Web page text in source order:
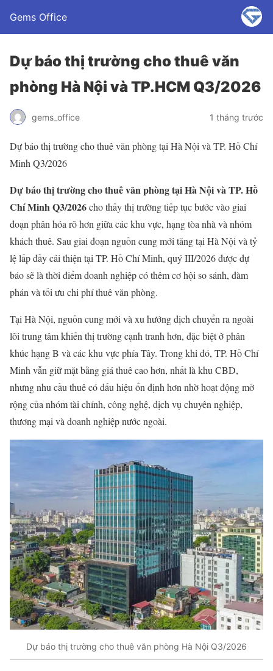
Gems Office
Dự báo thị trường cho thuê văn
phòng Hà Nội và TP.HCM Q3/2026
gems_office 1 tháng trước
Dự báo thị trường cho thuê văn phòng tại Hà Nội và TP. Hồ Chí
Minh Q3/2026
Dự báo thị trường cho thuê văn phòng tại Hà Nội và TP. Hồ
Chí Minh Q3/2026cho thấy thị trường tiếp tục bước vào giai
đoạn phân hóa rõ hơn giữa các khu vực, hạng tòa nhà và nhóm
khách thuê. Sau giai đoạn nguồn cung mới tăng tại Hà Nội và tỷ
lệ lấp đầy cải thiện tại TP. Hồ Chí Minh, quý III/2026 được dự
báo sẽ là thời điểm doanh nghiệp có thêm cơ hội so sánh, đàm
phán và tối ưu chi phí thuê văn phòng.
Tại Hà Nội, nguồn cung mới và xu hướng dịch chuyển ra ngoài
lõi trung tâm khiến thị trường cạnh tranh hơn, đặc biệt ở phân
khúc hạng B và các khu vực phía Tây. Trong khi đó, TP. Hồ Chí
Minh vẫn giữ mặt bằng giá thuê cao hơn, nhất là khu CBD,
nhưng nhu cầu thuê có dấu hiệu ổn định hơn nhờ hoạt động mở
rộng của nhóm tài chính, công nghệ, dịch vụ chuyên nghiệp,
thương mại và doanh nghiệp nước ngoài.
Dự báo thị trường cho thuê văn phòng Hà Nội Q3/2026